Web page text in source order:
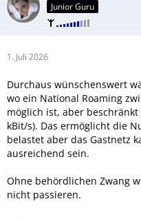
Junior Guru
1. Juli 2026
Durchaus wünschenswert
wo ein National Roaming
möglich ist, aber
kBit/s). Das ermöglicht die
belastet aber das Gastnetz
ausreichend sein.
Ohne behördlichen Zwang
nicht passieren.